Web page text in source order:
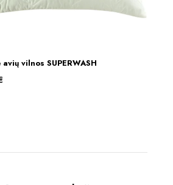
Į KREPŠELĮ
vilnos SUPERWASH